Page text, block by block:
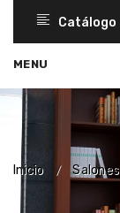
Catálogo
Inicio / Salones